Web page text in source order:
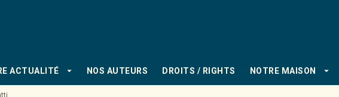
ACTUALITÉ arrow_drop_down NOS AUTEURS DROITS / RIGHTS NOTRE MAISON arrow_drop_down